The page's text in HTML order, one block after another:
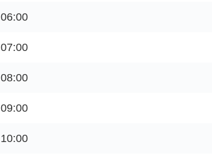
06:00
07:00
08:00
09:00
10:00